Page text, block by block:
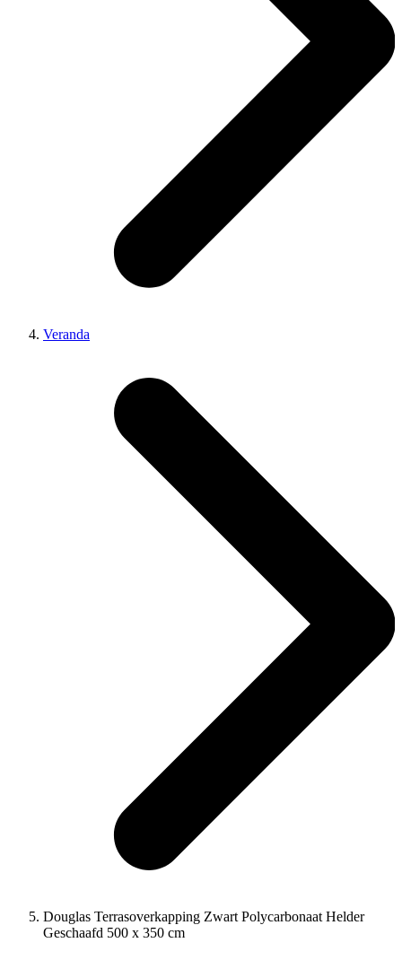
Veranda
Douglas Terrasoverkapping Zwart Polycarbonaat Helder
Geschaafd 500 x 350 cm